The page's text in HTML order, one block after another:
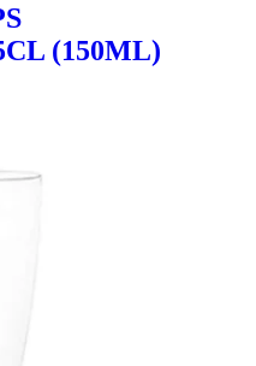
(150ML)